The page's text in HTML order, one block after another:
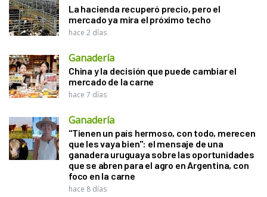
La hacienda recuperó precio, pero el
mercado ya mira el próximo techo
hace 2 días
Ganadería
China y la decisión que puede cambiar el
mercado de la carne
hace 7 días
Ganadería
"Tienen un país hermoso, con todo, merecen
que les vaya bien": el mensaje de una
ganadera uruguaya sobre las oportunidades
que se abren para el agro en Argentina, con
foco en la carne
hace 8 días